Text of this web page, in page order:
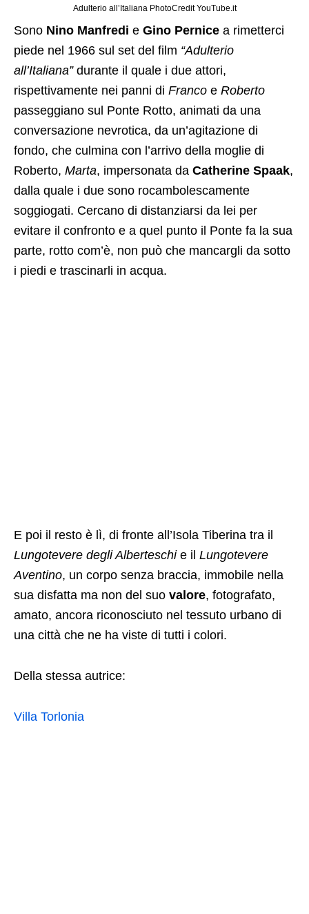
Adulterio all’Italiana PhotoCredit YouTube.it
Sono Nino Manfredi e Gino Pernice a rimetterci
piede nel 1966 sul set del film “Adulterio
all’Italiana”durante il quale i due attori,
rispettivamente nei panni di Franco e Roberto
passeggiano sul Ponte Rotto, animati da una
conversazione nevrotica, da un’agitazione di
fondo, che culmina con l’arrivo della moglie di
Roberto, Marta, impersonata da Catherine Spaak,
dalla quale i due sono rocambolescamente
soggiogati. Cercano di distanziarsi da lei per
evitare il confronto e a quel punto il Ponte fa la sua
parte, rotto com’è, non può che mancargli da sotto
i piedi e trascinarli in acqua.
E poi il resto è lì, di fronte all’Isola Tiberina tra il
Lungotevere degli Alberteschie il Lungotevere
Aventino, un corpo senza braccia, immobile nella
sua disfatta ma non del suo valore, fotografato,
amato, ancora riconosciuto nel tessuto urbano di
una città che ne ha viste di tutti i colori.
Della stessa autrice:
Villa Torlonia